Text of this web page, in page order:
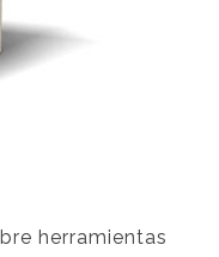
herramientas